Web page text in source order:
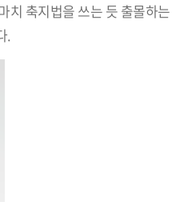
치 축지법을 쓰는 듯 출몰하는
.